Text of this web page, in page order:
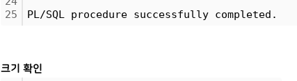
25
PL/SQL procedure successfully completed.
크기 확인